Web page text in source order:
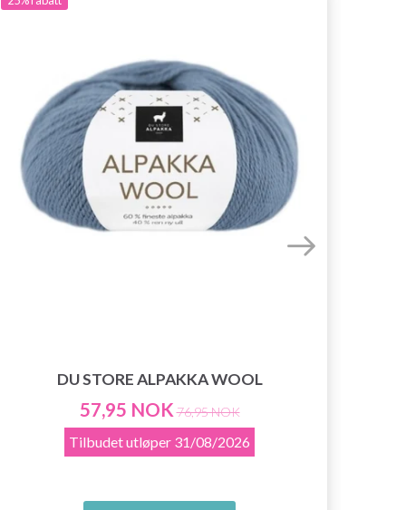
DU STORE ALPAKKA WOOL
57,95 NOK 76,95 NOK
Tilbudet utløper 31/08/2026